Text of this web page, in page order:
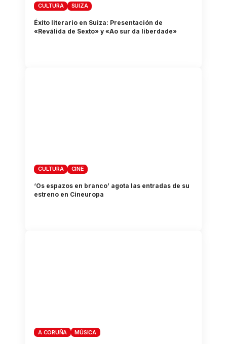
CULTURA SUIZA
Éxito literario en Suiza: Presentación de
«Reválida de Sexto» y «Ao sur da liberdade»
CULTURA CINE
‘Os espazos en branco’ agota las entradas de su
estreno en Cineuropa
A CORUÑA MÚSICA